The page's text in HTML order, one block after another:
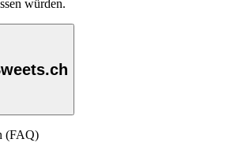
würden.
Schweizer Online-Shop für Schokoriegel
(FAQ)